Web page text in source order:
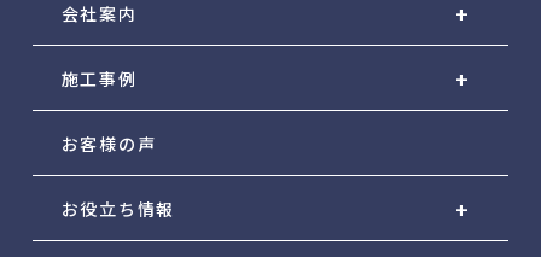
会社案内
施工事例
お客様の声
お役立ち情報